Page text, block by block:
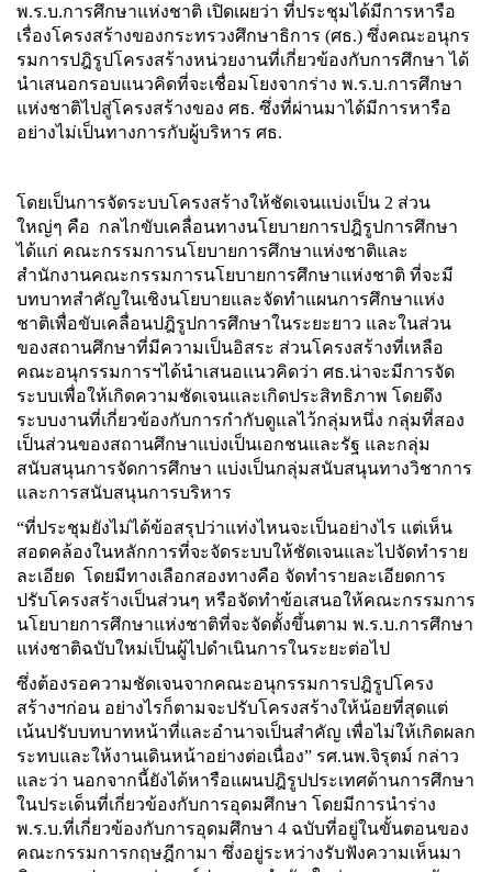
พ.ร.บ.การศึกษาแห่งชาติ เปิดเผยว่า ที่ประชุมได้มีการหารือ
เรื่องโครงสร้างของกระทรวงศึกษาธิการ (ศธ.) ซึ่งคณะอนุกร
รมการปฎิรูปโครงสร้างหน่วยงานที่เกี่ยวข้องกับการศึกษา ได้
นำเสนอกรอบแนวคิดที่จะเชื่อมโยงจากร่าง พ.ร.บ.การศึกษา
แห่งชาติไปสู่โครงสร้างของ ศธ. ซึ่งที่ผ่านมาได้มีการหารือ
อย่างไม่เป็นทางการกับผู้บริหาร ศธ.
โดยเป็นการจัดระบบโครงสร้างให้ชัดเจนแบ่งเป็น 2 ส่วน
ใหญ่ๆ คือ กลไกขับเคลื่อนทางนโยบายการปฎิรูปการศึกษา
ได้แก่ คณะกรรมการนโยบายการศึกษาแห่งชาติและ
สำนักงานคณะกรรมการนโยบายการศึกษาแห่งชาติ ที่จะมี
บทบาทสำคัญในเชิงนโยบายและจัดทำแผนการศึกษาแห่ง
ชาติเพื่อขับเคลื่อนปฎิรูปการศึกษาในระยะยาว และในส่วน
ของสถานศึกษาที่มีความเป็นอิสระ ส่วนโครงสร้างที่เหลือ
คณะอนุกรรมการฯได้นำเสนอแนวคิดว่า ศธ.น่าจะมีการจัด
ระบบเพื่อให้เกิดความชัดเจนและเกิดประสิทธิภาพ โดยดึง
ระบบงานที่เกี่ยวข้องกับการกำกับดูแลไว้กลุ่มหนึ่ง กลุ่มที่สอง
เป็นส่วนของสถานศึกษาแบ่งเป็นเอกชนและรัฐ และกลุ่ม
สนับสนุนการจัดการศึกษา แบ่งเป็นกลุ่มสนับสนุนทางวิชาการ
และการสนับสนุนการบริหาร
“ที่ประชุมยังไม่ได้ข้อสรุปว่าแท่งไหนจะเป็นอย่างไร แต่เห็น
สอดคล้องในหลักการที่จะจัดระบบให้ชัดเจนและไปจัดทำราย
ละเอียด โดยมีทางเลือกสองทางคือ จัดทำรายละเอียดการ
ปรับโครงสร้างเป็นส่วนๆ หรือจัดทำข้อเสนอให้คณะกรรมการ
นโยบายการศึกษาแห่งชาติที่จะจัดตั้งขึ้นตาม พ.ร.บ.การศึกษา
แห่งชาติฉบับใหม่เป็นผู้ไปดำเนินการในระยะต่อไป
ซึ่งต้องรอความชัดเจนจากคณะอนุกรรมการปฎิรูปโครง
สร้างฯก่อน อย่างไรก็ตามจะปรับโครงสร้างให้น้อยที่สุดแต่
เน้นปรับบทบาทหน้าที่และอำนาจเป็นสำคัญ เพื่อไม่ให้เกิดผลก
ระทบและให้งานเดินหน้าอย่างต่อเนื่อง” รศ.นพ.จิรุตม์ กล่าว
และว่า นอกจากนี้ยังได้หารือแผนปฎิรูปประเทศด้านการศึกษา
ในประเด็นที่เกี่ยวข้องกับการอุดมศึกษา โดยมีการนำร่าง
พ.ร.บ.ที่เกี่ยวข้องกับการอุดมศึกษา 4 ฉบับที่อยู่ในขั้นตอนของ
คณะกรรมการกฤษฎีกามา ซึ่งอยู่ระหว่างรับฟังความเห็นมา